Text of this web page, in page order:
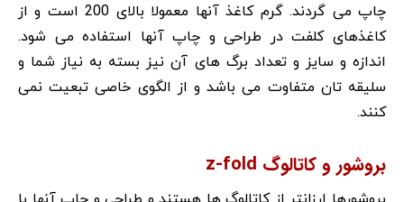
چاپ می گردند. گرم کاغذ آنها معمولا بالای 200 است و از
کاغذهای کلفت در طراحی و چاپ آنها استفاده می شود.
اندازه و سایز و تعداد برگ های آن نیز بسته به نیاز شما و
سلیقه تان متفاوت می باشد و از الگوی خاصی تبعیت نمی
کنند.
بروشور و کاتالوگ z-fold